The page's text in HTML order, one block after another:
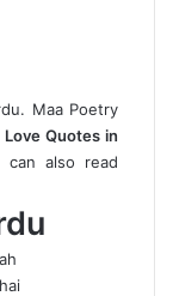
Maa Poetry
Quotes in
also read